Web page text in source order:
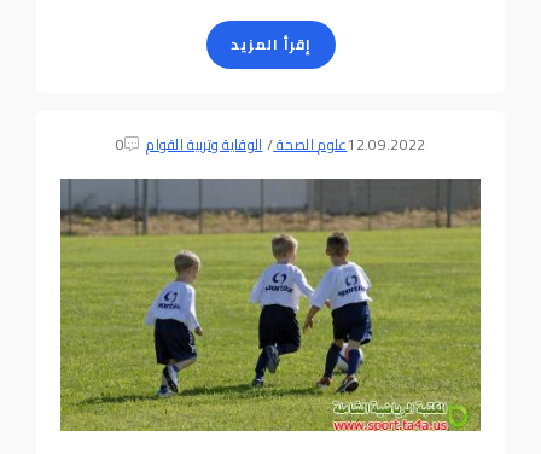
إقرأ المزيد
12.09.2022علوم الصحة/الوقاية وتربية القوام 0